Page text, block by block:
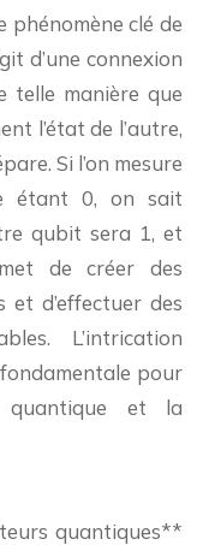
phénomène clé de
d’une connexion
telle manière que
l’état de l’autre,
Si l’on mesure
étant 0, on sait
qubit sera 1, et
de créer des
et d’effectuer des
L’intrication
pour
quantique et la
quantiques**